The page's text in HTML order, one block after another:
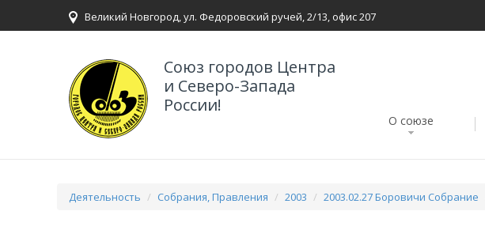
Великий Новгород, ул. Федоровский ручей, 2/13, офис 207
Союз городов Центра
и Северо-Запада
России!
О союзе
Деятельность Собрания, Правления 2003 2003.02.27 Боровичи Собрание